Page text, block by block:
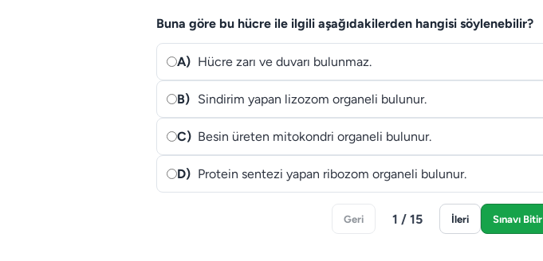
Buna göre bu hücre ile ilgili aşağıdakilerden hangisi söylenebilir?
A) Hücre zarı ve duvarı bulunmaz.
B) Sindirim yapan lizozom organeli bulunur.
C) Besin üreten mitokondri organeli bulunur.
D) Protein sentezi yapan ribozom organeli bulunur.
Geri 1 / 15 İleri Sınavı Bitir